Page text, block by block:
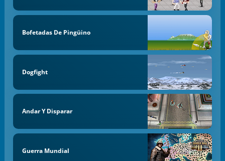
Bofetadas De Pingüino
Dogfight
Andar Y Disparar
Guerra Mundial